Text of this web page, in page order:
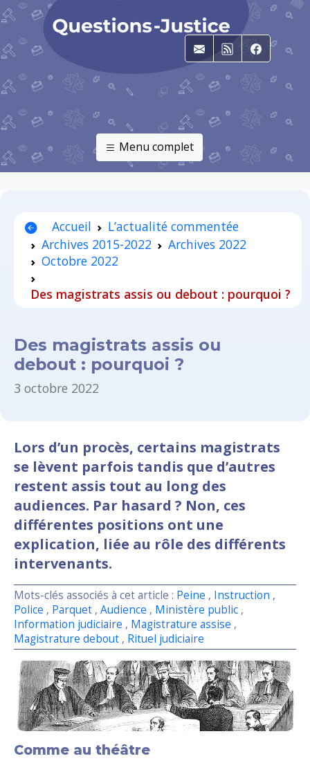
E-mailRSS
Menu complet
Accueil
L’actualité commentée
Archives 2015-2022
Archives 2022
Octobre 2022
Des magistrats assis ou debout : pourquoi ?
Des magistrats assis ou
debout : pourquoi ?
3 octobre 2022
Lors d’un procès, certains magistrats
se lèvent parfois tandis que d’autres
restent assis tout au long des
audiences. Par hasard ? Non, ces
différentes positions ont une
explication, liée au rôle des différents
intervenants.
Mots-clés associés à cet article : Peine , Instruction ,
Police , Parquet , Audience , Ministère public ,
Information judiciaire , Magistrature assise ,
Magistrature debout , Rituel judiciaire
Comme au théâtre